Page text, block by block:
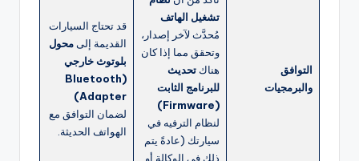
التوافق
والبرمجيات
تشغيل الهاتف
مُحدَّث لآخر إصدار،
وتحقق مما إذا كان
هناك تحديث
للبرنامج الثابت
(Firmware)
لنظام الترفيه في
سيارتك (عادةً يتم
ذلك في الوكالة أو
قد تحتاج السيارات
القديمة إلىمحول
بلوتوث خارجي
(Bluetooth
Adapter)
لضمان التوافق مع
الهواتف الحديثة.